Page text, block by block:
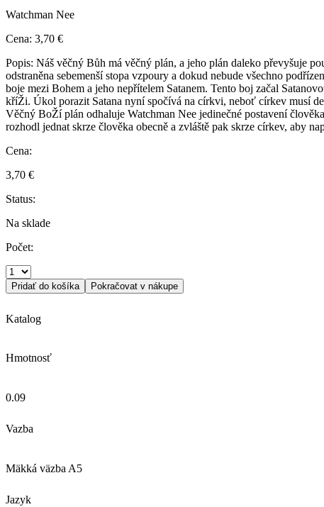
Watchman Nee
Cena: 3,70 €
Popis: Náš věčný Bůh má věčný plán, a jeho plán daleko převyšuje
odstraněna sebemenší stopa vzpoury a dokud nebude všechno
boje mezi Bohem a jeho nepřítelem Satanem. Tento boj začal
kříŽi. Úkol porazit Satana nyní spočívá na církvi, neboť církev musí
Věčný BoŽí plán odhaluje Watchman Nee jedinečné postavení
rozhodl jednat skrze člověka obecně a zvláště pak skrze církev, aby
Cena:
3,70 €
Status:
Na sklade
Počet:
Pridať do košíka Pokračovat v nákupe
Katalog
Hmotnosť
0.09
Vazba
Mäkká väzba A5
Jazyk